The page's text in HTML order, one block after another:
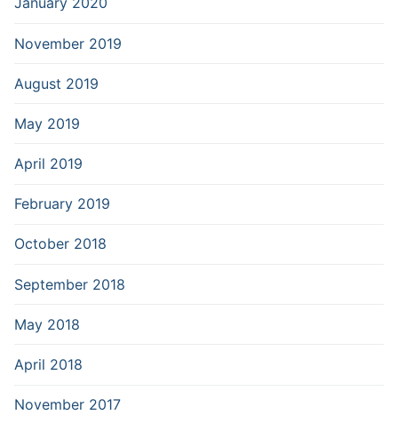
November 2019
August 2019
May 2019
April 2019
February 2019
October 2018
September 2018
May 2018
April 2018
November 2017